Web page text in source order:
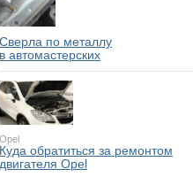
Сверла по металлу
в автомастерских
Opel
Куда обратиться за ремонтом
двигателя Opel